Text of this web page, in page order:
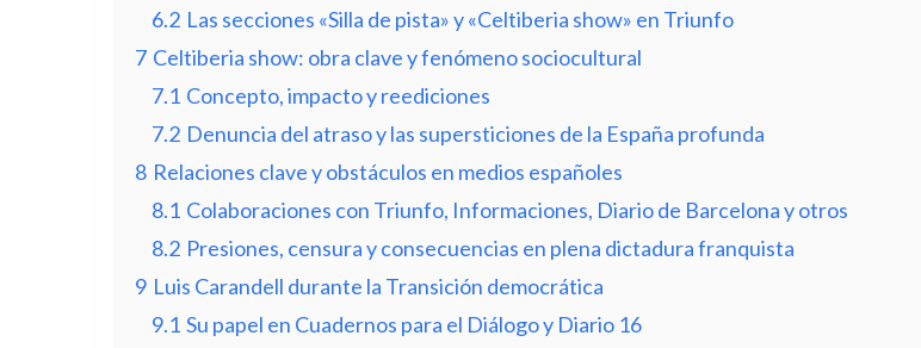
6.2 Las secciones «Silla de pista» y «Celtiberia show» en Triunfo
7 Celtiberia show: obra clave y fenómeno sociocultural
7.1 Concepto, impacto y reediciones
7.2 Denuncia del atraso y las supersticiones de la España profunda
8 Relaciones clave y obstáculos en medios españoles
8.1 Colaboraciones con Triunfo, Informaciones, Diario de Barcelona y otros
8.2 Presiones, censura y consecuencias en plena dictadura franquista
9 Luis Carandell durante la Transición democrática
9.1 Su papel en Cuadernos para el Diálogo y Diario 16